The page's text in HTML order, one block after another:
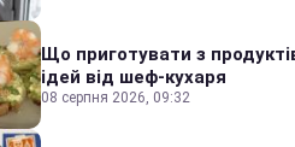
Що приготувати з
ідей від шеф-кухаря
08 серпня 2026, 09:32